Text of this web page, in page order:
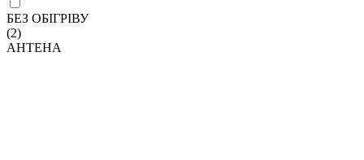
БЕЗ ОБІГРІВУ
(2)
АНТЕНА